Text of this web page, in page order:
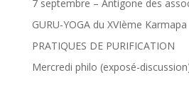
7 septembre – Antigone des
GURU-YOGA du XVIème Karmapa
PRATIQUES DE PURIFICATION
Mercredi philo (exposé-